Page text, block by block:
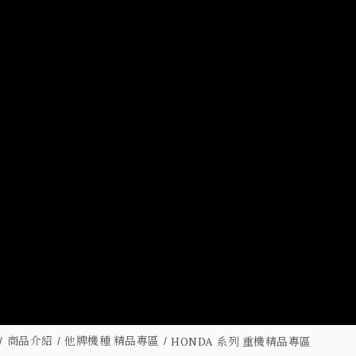
商品介紹 他牌機種 精品專區 HONDA 系列 重機精品專區